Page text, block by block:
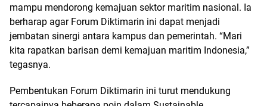
mampu mendorong kemajuan sektor maritim nasional. Ia
berharap agar Forum Diktimarin ini dapat menjadi
jembatan sinergi antara kampus dan pemerintah. “Mari
kita rapatkan barisan demi kemajuan maritim Indonesia,”
tegasnya.
Pembentukan Forum Diktimarin ini turut mendukung